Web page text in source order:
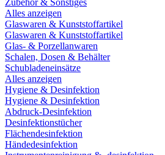
Zubehör & Sonstiges
Alles anzeigen
Glaswaren & Kunststoffartikel
Glaswaren & Kunststoffartikel
Glas- & Porzellanwaren
Schalen, Dosen & Behälter
Schubladeneinsätze
Alles anzeigen
Hygiene & Desinfektion
Hygiene & Desinfektion
Abdruck-Desinfektion
Desinfektionstücher
Flächendesinfektion
Händedesinfektion